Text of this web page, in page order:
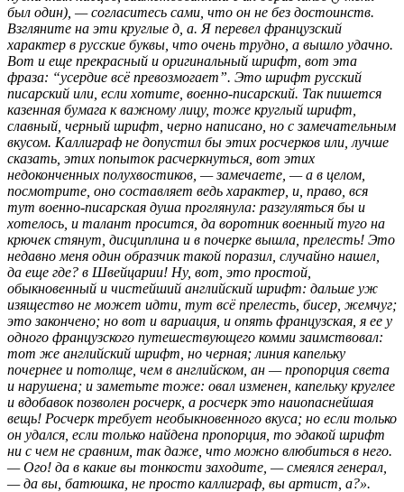
был один), — согласитесь сами, что он не без достоинств.
Взгляните на эти круглые д, а. Я перевел французский
характер в русские буквы, что очень трудно, а вышло удачно.
Вот и еще прекрасный и оригинальный шрифт, вот эта
фраза: “усердие всё превозмогает”. Это шрифт русский
писарский или, если хотите, военно-писарский. Так пишется
казенная бумага к важному лицу, тоже круглый шрифт,
славный, черный шрифт, черно написано, но с замечательным
вкусом. Каллиграф не допустил бы этих росчерков или, лучше
сказать, этих попыток расчеркнуться, вот этих
недоконченных полухвостиков, — замечаете, — а в целом,
посмотрите, оно составляет ведь характер, и, право, вся
тут военно-писарская душа проглянула: разгуляться бы и
хотелось, и талант просится, да воротник военный туго на
крючек стянут, дисциплина и в почерке вышла, прелесть! Это
недавно меня один образчик такой поразил, случайно нашел,
да еще где? в Швейцарии! Ну, вот, это простой,
обыкновенный и чистейший английский шрифт: дальше уж
изящество не может идти, тут всё прелесть, бисер, жемчуг;
это закончено; но вот и вариация, и опять французская, я ее у
одного французского путешествующего комми заимствовал:
тот же английский шрифт, но черная; линия капельку
почернее и потолще, чем в английском, ан — пропорция света
и нарушена; и заметьте тоже: овал изменен, капельку круглее
и вдобавок позволен росчерк, а росчерк это наиопаснейшая
вещь! Росчерк требует необыкновенного вкуса; но если только
он удался, если только найдена пропорция, то эдакой шрифт
ни с чем не сравним, так даже, что можно влюбиться в него.
— Ого! да в какие вы тонкости заходите, — смеялся генерал,
— да вы, батюшка, не просто каллиграф, вы артист, а?».